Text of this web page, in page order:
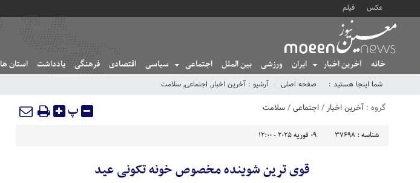
عکس فیلم
خانه آخرین اخبار ایران ورزشی بین الملل اجتماعی سیاسی اقتصادی فرهنگی یادداشت استان ها
شما اینجا هستید : صفحه اصلی آرشیو : آخرین اخبار, اجتماعی, سلامت
گروه : آخرین اخبار/اجتماعی/سلامت پ
شناسه : 37698 09 فوریه 2025 - 12:00
قوی ترین شوینده مخصوص خونه تکونی عید